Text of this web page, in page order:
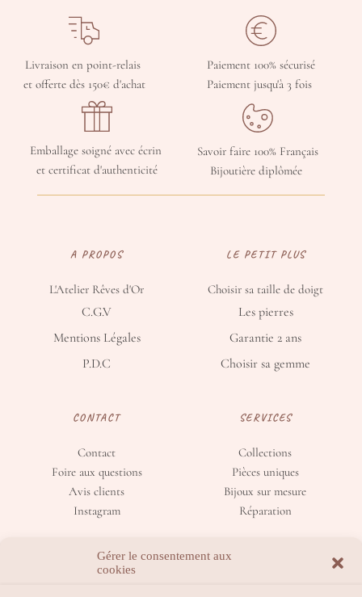
Gérer le consentement aux
cookies
Livraison en point-relais
et offerte dès 150€ d'achat
Paiement 100% sécurisé
Paiement jusqu'à 3 fois
Emballage soigné avec écrin
et certificat d'authenticité
Savoir faire 100% Français
Bijoutière diplômée
A PROPOS
L'Atelier Rêves d'Or
C.G.V
Mentions Légales
P.D.C
LE PETIT PLUS
Choisir sa taille de doigt
Les pierres
Garantie 2 ans
Choisir sa gemme
CONTACT
Contact
Foire aux questions
Avis clients
Instagram
SERVICES
Collections
Pièces uniques
Bijoux sur mesure
Réparation